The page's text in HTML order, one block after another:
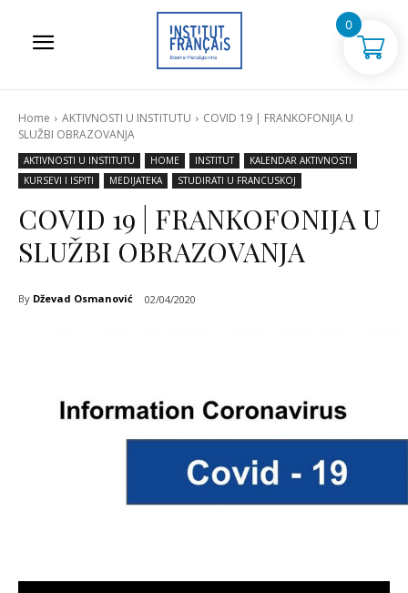
Home AKTIVNOSTI U INSTITUTU
COVID 19 | FRANKOFONIJA U
SLUŽBI OBRAZOVANJA
AKTIVNOSTI U INSTITUTU HOME INSTITUT
KALENDAR AKTIVNOSTI
KURSEVI I ISPITI
MEDIJATEKA STUDIRATI U FRANCUSKOJ
COVID 19 | FRANKOFONIJA U
SLUŽBI OBRAZOVANJA
By Dževad Osmanović 02/04/2020
0